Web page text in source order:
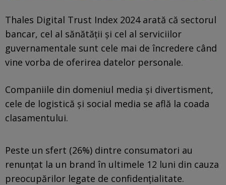
Thales Digital Trust Index 2024 arată că sectorul
bancar, cel al sănătății și cel al serviciilor
guvernamentale sunt cele mai de încredere când
vine vorba de oferirea datelor personale.
Companiile din domeniul media și divertisment,
cele de logistică și social media se află la coada
clasamentului.
Peste un sfert (26%) dintre consumatori au
renunțat la un brand în ultimele 12 luni din cauza
preocupărilor legate de confidențialitate.